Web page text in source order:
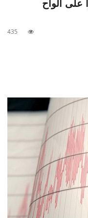
على ألواح
435